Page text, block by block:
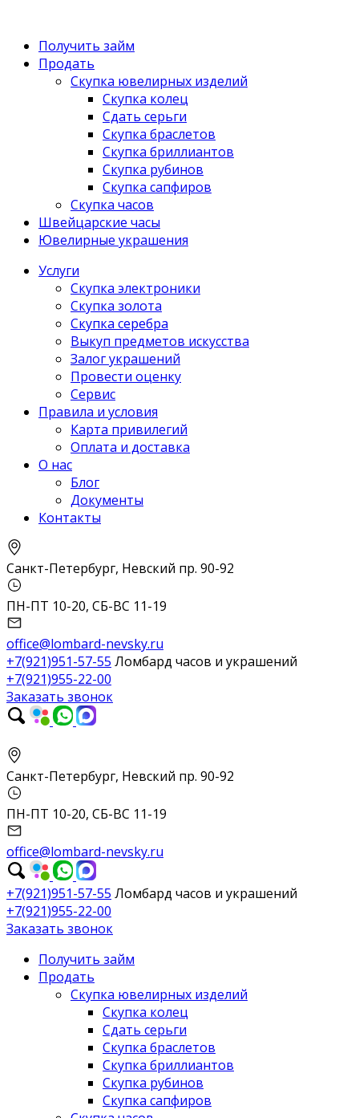
Получить займ
Продать
Скупка ювелирных изделий
Скупка колец
Сдать серьги
Скупка браслетов
Скупка бриллиантов
Скупка рубинов
Скупка сапфиров
Скупка часов
Швейцарские часы
Ювелирные украшения
Услуги
Скупка электроники
Скупка золота
Скупка серебра
Выкуп предметов искусства
Залог украшений
Провести оценку
Сервис
Правила и условия
Карта привилегий
Оплата и доставка
О нас
Блог
Документы
Контакты
Санкт-Петербург, Невский пр. 90-92
ПН-ПТ 10-20, СБ-ВС 11-19
office@lombard-nevsky.ru
+7(921)951-57-55 Ломбард часов и украшений
+7(921)955-22-00
Заказать звонок
Санкт-Петербург, Невский пр. 90-92
ПН-ПТ 10-20, СБ-ВС 11-19
office@lombard-nevsky.ru
+7(921)951-57-55 Ломбард часов и украшений
+7(921)955-22-00
Заказать звонок
Получить займ
Продать
Скупка ювелирных изделий
Скупка колец
Сдать серьги
Скупка браслетов
Скупка бриллиантов
Скупка рубинов
Скупка сапфиров